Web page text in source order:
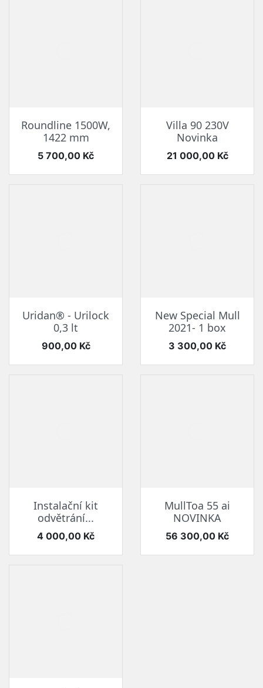
Roundline 1500W,
1422 mm
Cena
5 700,00 Kč
Villa 90 230V
Novinka
Cena
21 000,00 Kč
Uridan® - Urilock
0,3 lt
Cena
900,00 Kč
New Special Mull
2021- 1 box
Cena
3 300,00 Kč
Instalační kit
odvětrání...
Cena
4 000,00 Kč
MullToa 55 ai
NOVINKA
Cena
56 300,00 Kč